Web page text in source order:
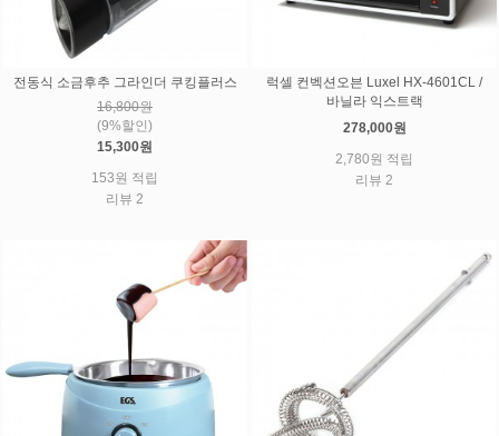
전동식 소금후추 그라인더 쿠킹플러스
16,800원
(9%할인)
15,300원
153원 적립
리뷰 2
럭셀 컨벡션오븐 Luxel HX-4601CL /
바닐라 익스트랙
278,000원
2,780원 적립
리뷰 2